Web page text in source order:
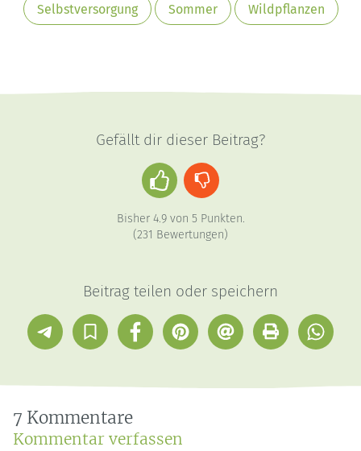
Selbstversorgung Sommer Wildpflanzen
Gefällt dir dieser Beitrag?
Daumen
hoch
Daumen
Bisher 4.9von 5 Punkten.
(231 Bewertungen)
Beitrag teilen oder speichern
TelegramIn
Sammlung
FacebookPinterestE-
Mail
Drucken
7 Kommentare
Kommentar verfassen